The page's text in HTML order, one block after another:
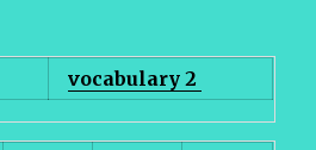
vocabulary 2